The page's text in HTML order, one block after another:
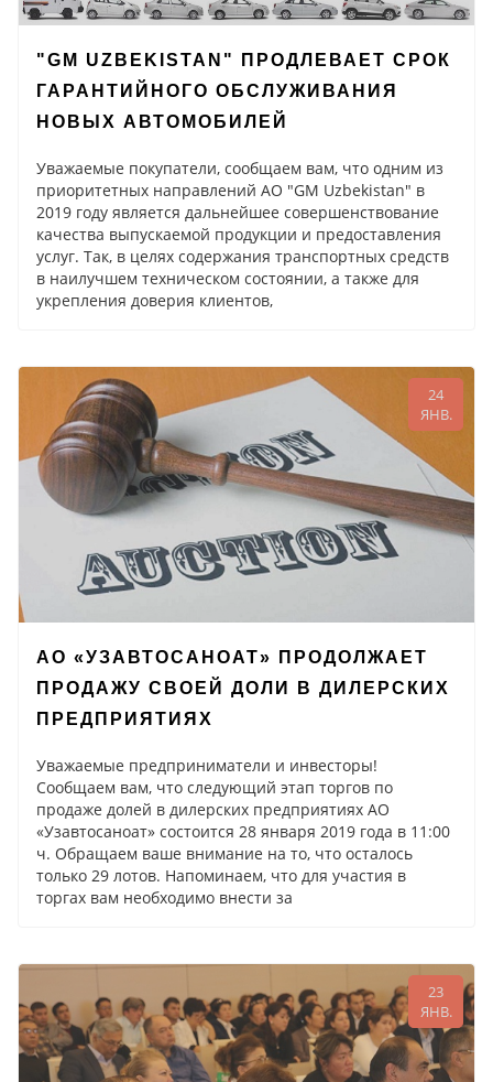
"GM UZBEKISTAN" ПРОДЛЕВАЕТ СРОК
ГАРАНТИЙНОГО ОБСЛУЖИВАНИЯ
НОВЫХ АВТОМОБИЛЕЙ
Уважаемые покупатели, сообщаем вам, что одним из
приоритетных направлений АО "GM Uzbekistan" в
2019 году является дальнейшее совершенствование
качества выпускаемой продукции и предоставления
услуг. Так, в целях содержания транспортных средств
в наилучшем техническом состоянии, а также для
укрепления доверия клиентов,
24
ЯНВ.
АО «УЗАВТОСАНОАТ» ПРОДОЛЖАЕТ
ПРОДАЖУ СВОЕЙ ДОЛИ В ДИЛЕРСКИХ
ПРЕДПРИЯТИЯХ
Уважаемые предприниматели и инвесторы!
Сообщаем вам, что следующий этап торгов по
продаже долей в дилерских предприятиях АО
«Узавтосаноат» состоится 28 января 2019 года в 11:00
ч. Обращаем ваше внимание на то, что осталось
только 29 лотов. Напоминаем, что для участия в
торгах вам необходимо внести за
23
ЯНВ.